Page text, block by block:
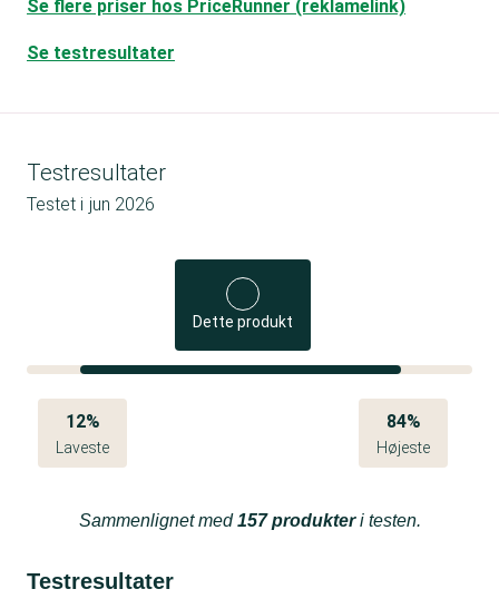
Se flere priser hos PriceRunner (reklamelink)
Se testresultater
Testresultater
Testet i jun 2026
Dette produkt
12%
Laveste
84%
Højeste
Sammenlignet med157 produkteri testen.
Testresultater